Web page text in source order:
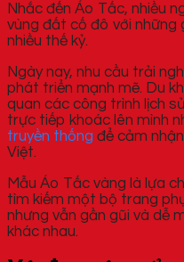
Nhắc đến Áo Tấc, nhiều
vùng đất cố đô với những
nhiều thế kỷ.
Ngày nay, nhu cầu trải
phát triển mạnh mẽ. Du
quan các công trình lịch
trực tiếp khoác lên mình
truyền thống để cảm
Việt.
Mẫu Áo Tấc vàng là lựa
tìm kiếm một bộ trang
nhưng vẫn gần gũi và dễ
khác nhau.